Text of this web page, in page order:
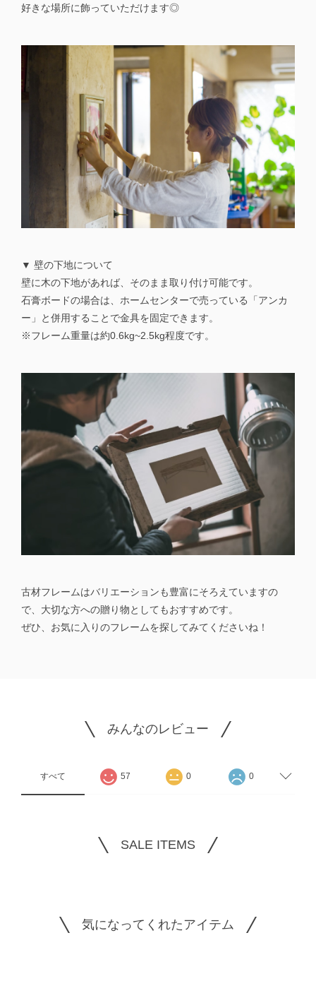
好きな場所に飾っていただけます◎
▼ 壁の下地について
壁に木の下地があれば、そのまま取り付け可能です。
石膏ボードの場合は、ホームセンターで売っている「アンカ
ー」と併用することで金具を固定できます。
※フレーム重量は約0.6kg~2.5kg程度です。
古材フレームはバリエーションも豊富にそろえていますの
で、大切な方への贈り物としてもおすすめです。
ぜひ、お気に入りのフレームを探してみてくださいね！
みんなのレビュー
すべて 57 0 0
SALE ITEMS
気になってくれたアイテム